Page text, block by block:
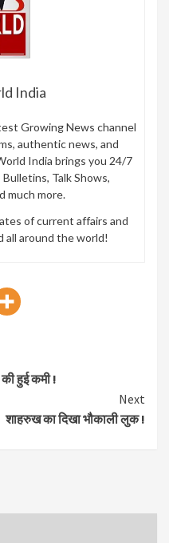
India
Growing News channel
authentic news, and
India brings you 24/7
Talk Shows,
much more.
of current affairs and
all around the world!
हुई कमी !
Next
शाहरुख का दिखा भौकाली लुक !